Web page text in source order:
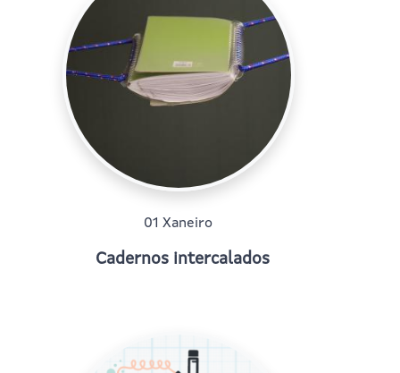
01 Xaneiro
Cadernos intercalados